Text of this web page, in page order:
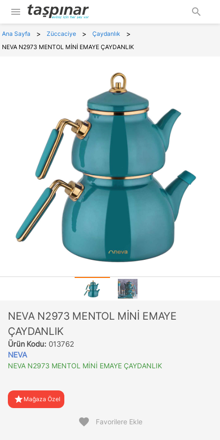
menu search
Ana Sayfa > Züccaciye > Çaydanlık >
NEVA N2973 MENTOL MİNİ EMAYE ÇAYDANLIK
NEVA N2973 MENTOL MİNİ EMAYE
ÇAYDANLIK
Ürün Kodu: 013762
NEVA
NEVA N2973 MENTOL MİNİ EMAYE ÇAYDANLIK
star Mağaza Özel
favorite Favorilere Ekle